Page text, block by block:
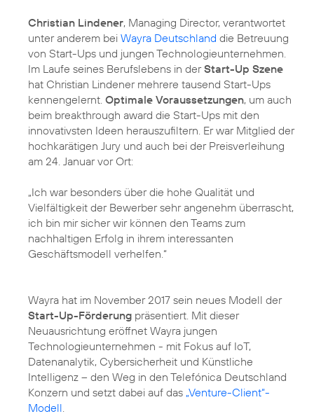
Christian Lindener, Managing Director, verantwortet
unter anderem bei Wayra Deutschland die Betreuung
von Start-Ups und jungen Technologieunternehmen.
Im Laufe seines Berufslebens in derStart-Up Szene
hat Christian Lindener mehrere tausend Start-Ups
kennengelernt. Optimale Voraussetzungen, um auch
beim breakthrough award die Start-Ups mit den
innovativsten Ideen herauszufiltern. Er war Mitglied der
hochkarätigen Jury und auch bei der Preisverleihung
am 24. Januar vor Ort:
„Ich war besonders über die hohe Qualität und
Vielfältigkeit der Bewerber sehr angenehm überrascht,
ich bin mir sicher wir können den Teams zum
nachhaltigen Erfolg in ihrem interessanten
Geschäftsmodell verhelfen.“
Wayra hat im November 2017 sein neues Modell der
Start-Up-Förderung präsentiert. Mit dieser
Neuausrichtung eröffnet Wayra jungen
Technologieunternehmen - mit Fokus auf IoT,
Datenanalytik, Cybersicherheit und Künstliche
Intelligenz – den Weg in den Telefónica Deutschland
Konzern und setzt dabei auf das „Venture-Client“-
Modell.